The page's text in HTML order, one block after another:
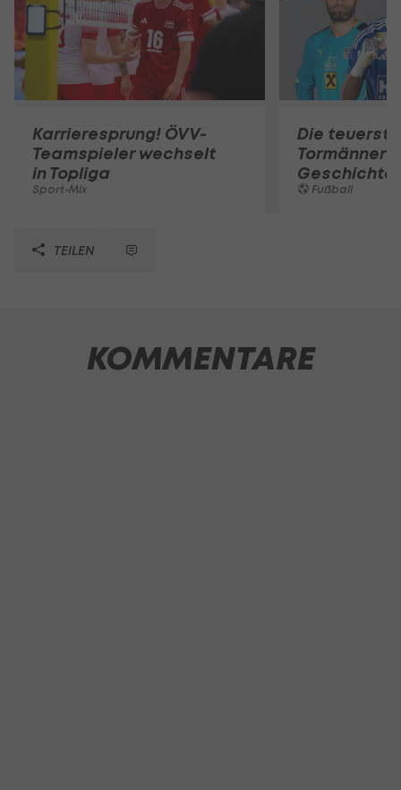
Karrieresprung! ÖVV-
Teamspieler wechselt
in Topliga
Sport-Mix
Die
Tormänner
Geschichte
Fußball
TEILEN
KOMMENTARE